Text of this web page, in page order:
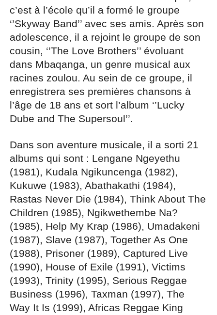
c’est à l’école qu’il a formé le groupe
‘’Skyway Band’’ avec ses amis. Après son
adolescence, il a rejoint le groupe de son
cousin, ‘’The Love Brothers’’ évoluant
dans Mbaqanga, un genre musical aux
racines zoulou. Au sein de ce groupe, il
enregistrera ses premières chansons à
l’âge de 18 ans et sort l’album ‘’Lucky
Dube and The Supersoul’’.
Dans son aventure musicale, il a sorti 21
albums qui sont : Lengane Ngeyethu
(1981), Kudala Ngikuncenga (1982),
Kukuwe (1983), Abathakathi (1984),
Rastas Never Die (1984), Think About The
Children (1985), Ngikwethembe Na?
(1985), Help My Krap (1986), Umadakeni
(1987), Slave (1987), Together As One
(1988), Prisoner (1989), Captured Live
(1990), House of Exile (1991), Victims
(1993), Trinity (1995), Serious Reggae
Business (1996), Taxman (1997), The
Way It Is (1999), Africas Reggae King